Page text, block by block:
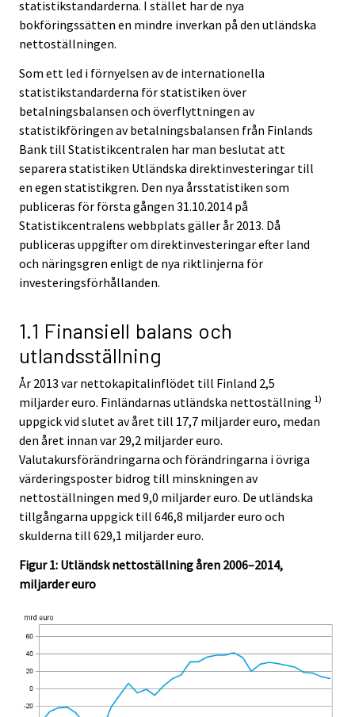
statistikstandarderna. I stället har de nya
bokföringssätten en mindre inverkan på den utländska
nettoställningen.
Som ett led i förnyelsen av de internationella
statistikstandarderna för statistiken över
betalningsbalansen och överflyttningen av
statistikföringen av betalningsbalansen från Finlands
Bank till Statistikcentralen har man beslutat att
separera statistiken Utländska direktinvesteringar till
en egen statistikgren. Den nya årsstatistiken som
publiceras för första gången 31.10.2014 på
Statistikcentralens webbplats gäller år 2013. Då
publiceras uppgifter om direktinvesteringar efter land
och näringsgren enligt de nya riktlinjerna för
investeringsförhållanden.
1.1 Finansiell balans och
utlandsställning
År 2013 var nettokapitalinflödet till Finland 2,5
miljarder euro. Finländarnas utländska nettoställning 1)
uppgick vid slutet av året till 17,7 miljarder euro, medan
den året innan var 29,2 miljarder euro.
Valutakursförändringarna och förändringarna i övriga
värderingsposter bidrog till minskningen av
nettoställningen med 9,0 miljarder euro. De utländska
tillgångarna uppgick till 646,8 miljarder euro och
skulderna till 629,1 miljarder euro.
Figur 1: Utländsk nettoställning åren 2006–2014,
miljarder euro